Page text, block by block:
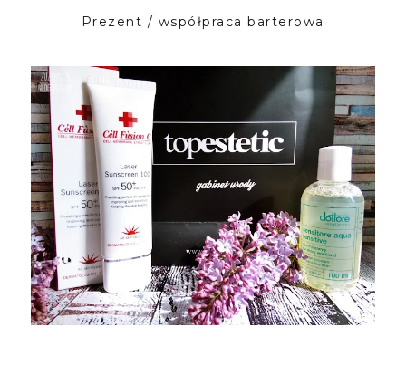
Prezent / współpraca barterowa